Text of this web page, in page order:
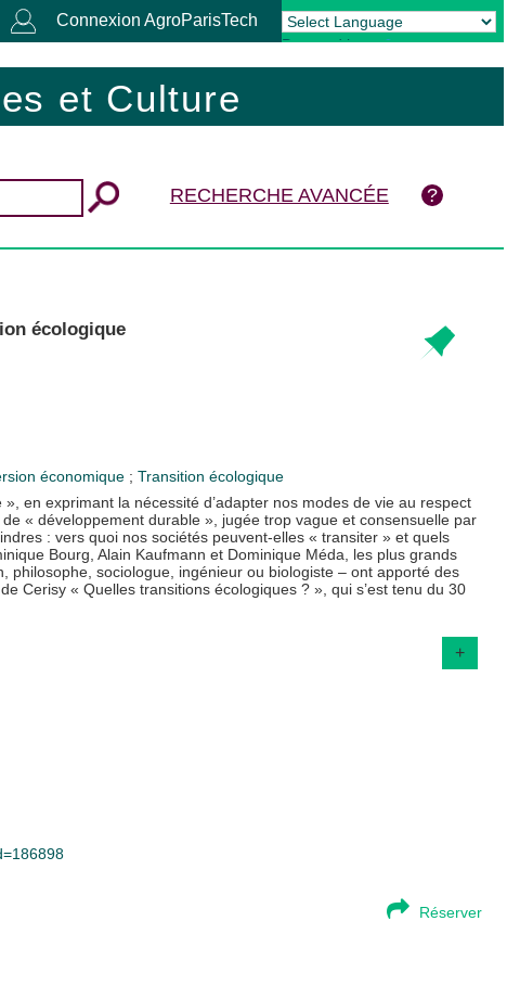
Connexion AgroParisTech
Powered by Translate
et Culture
RECHERCHE AVANCÉE
écologique
économique ; Transition écologique
en exprimant la nécessité d’adapter nos modes de vie au respect
« développement durable », jugée trop vague et consensuelle par
: vers quoi nos sociétés peuvent-elles « transiter » et quels
Bourg, Alain Kaufmann et Dominique Méda, les plus grands
philosophe, sociologue, ingénieur ou biologiste – ont apporté des
Cerisy « Quelles transitions écologiques ? », qui s’est tenu du 30
+
Réserver